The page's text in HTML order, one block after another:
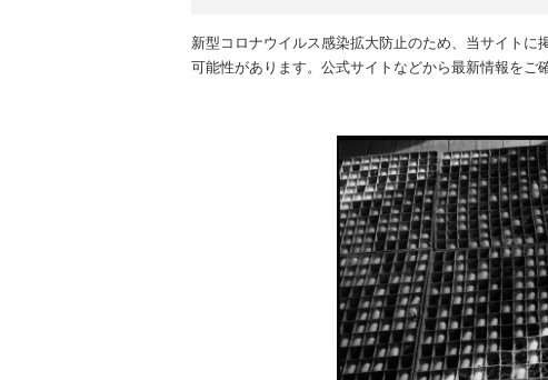
新型コロナウイルス感染拡大防止のため、当サイト
可能性があります。公式サイトなどから最新情報をご